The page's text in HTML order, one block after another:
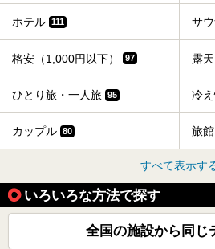
ホテル 111 サ
格安（1,000円以下） 97 露
ひとり旅・一人旅 95 冷
カップル 80 旅館
すべて表示す
いろいろな方法で探す
全国の施設から同じ